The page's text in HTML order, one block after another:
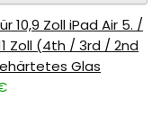
10,9 Zoll iPad Air 5. /
Zoll (4th / 3rd / 2nd
Glas